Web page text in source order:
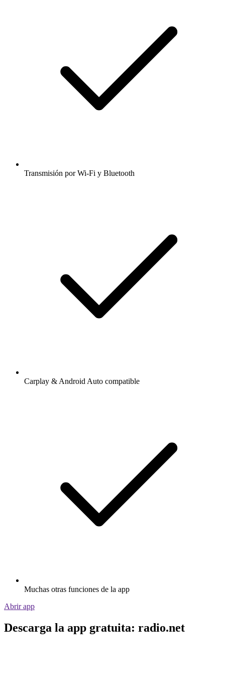
Transmisión por Wi-Fi y Bluetooth
Carplay & Android Auto compatible
Muchas otras funciones de la app
Abrir app
Descarga la app gratuita: radio.net